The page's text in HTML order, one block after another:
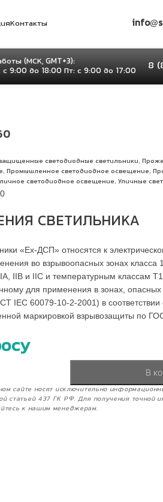
Контакты
(МСК, GMT+3):
с 9:00 до 18:00 Пт: с 9:00 до 17:00
8
светодиодные светильники
Промышленное светодиодное освещение
светодиодное освещение Уличные
СВЕТИЛЬНИКА
«Ex-ДСП» относятся к
во взрывоопасных зонах
IIB и IIC и температурным классам
для применения в зонах,
IEC 60079-10-2-2001) в
маркировкой взрывозащиты по
В
сайте носят исключительно
статьей 437 ГК РФ. Для получения точной
к нашим менеджерам.